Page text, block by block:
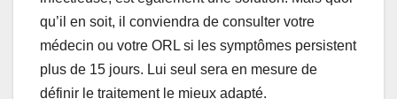
qu’il en soit, il conviendra de consulter votre
médecin ou votre ORL si les symptômes persistent
plus de 15 jours. Lui seul sera en mesure de
définir le traitement le mieux adapté.